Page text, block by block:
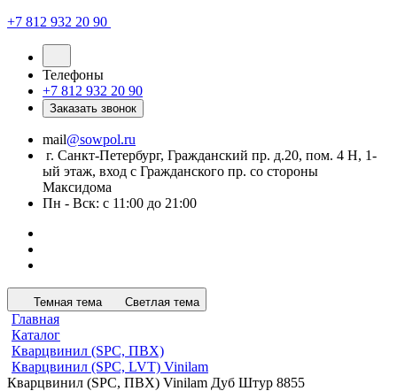
+7 812 932 20 90
Телефоны
+7 812 932 20 90
Заказать звонок
mail@sowpol.ru
г. Санкт-Петербург, Гражданский пр. д.20, пом. 4 Н, 1-
ый этаж, вход с Гражданского пр. со стороны
Максидома
Пн - Вск: с 11:00 до 21:00
Темная тема Светлая тема
Главная
Каталог
Кварцвинил (SPC, ПВХ)
Кварцвинил (SPC, LVT) Vinilam
Кварцвинил (SPC, ПВХ) Vinilam Дуб Штур 8855